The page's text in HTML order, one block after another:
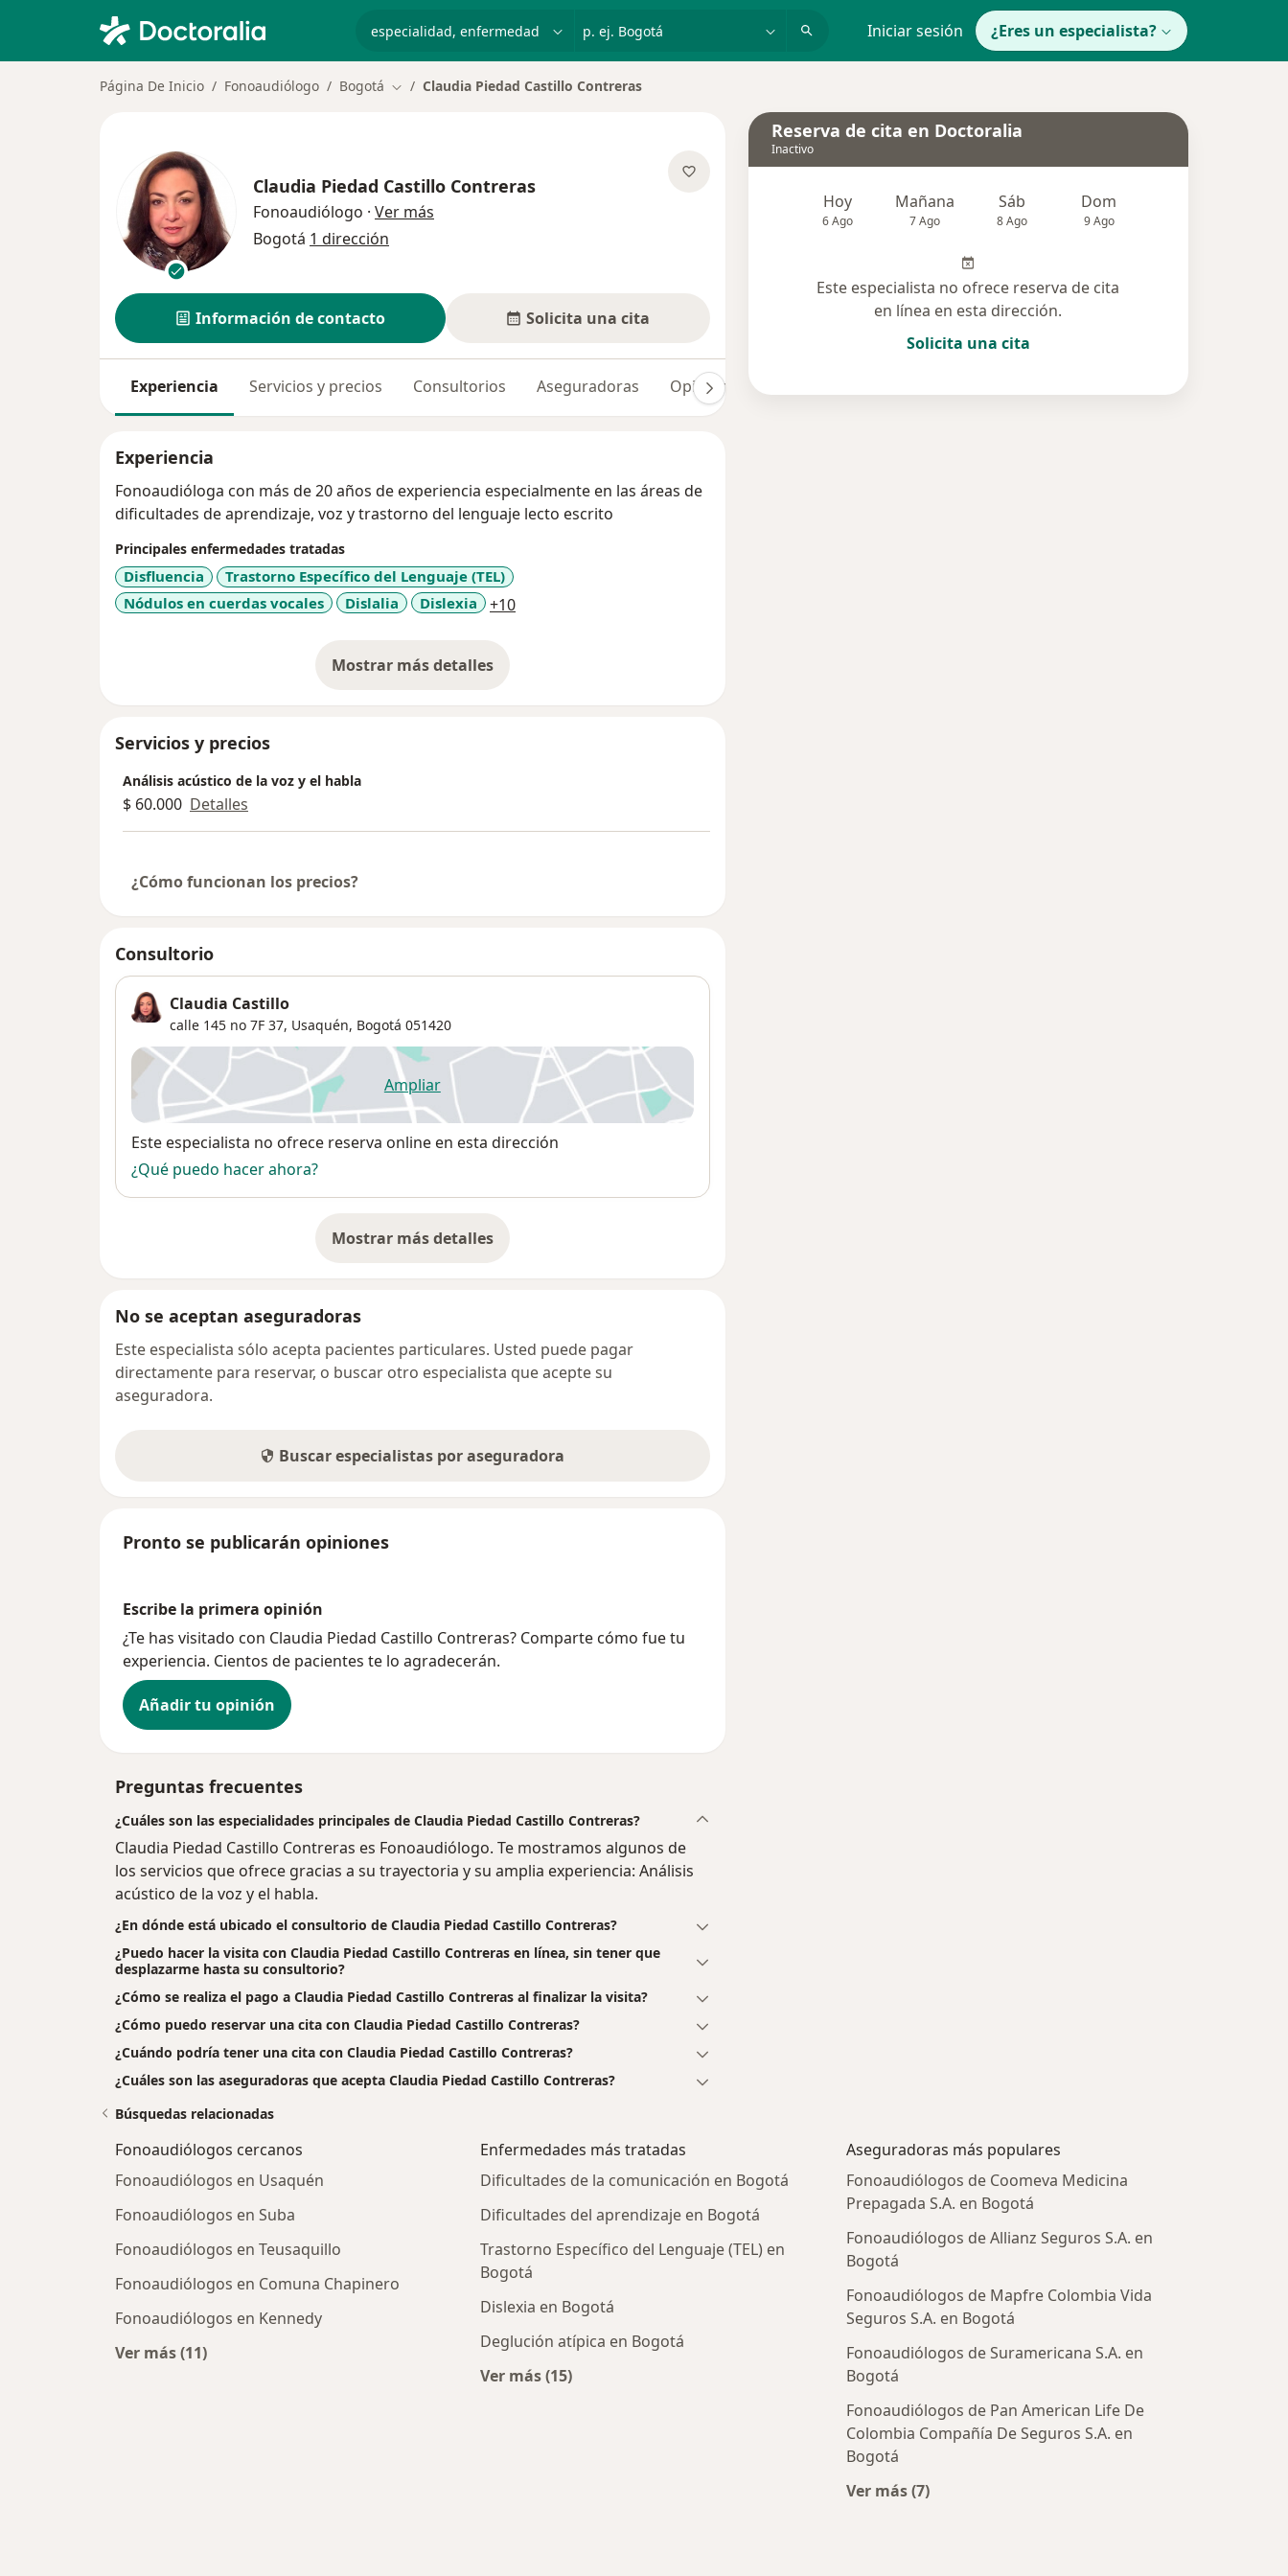
p. ej. Bogotá Iniciar sesión ¿Eres un especialista?
Página De Inicio Fonoaudiólogo Bogotá Cambiar de ciudad
Claudia Piedad Castillo Contreras
Claudia Piedad Castillo Contreras
Fonoaudiólogo · Ver más
Bogotá 1 dirección
Información de contacto Solicita una cita
Experiencia Servicios y precios Consultorios Aseguradoras Opiniones
Experiencia
Fonoaudióloga con más de 20 años de experiencia especialmente en las áreas de
dificultades de aprendizaje, voz y trastorno del lenguaje lecto escrito
Principales enfermedades tratadas
Disfluencia
Trastorno Específico del Lenguaje (TEL)
Nódulos en cuerdas vocales
Dislalia Dislexia +10a11y_sr_more_diseases
Mostrar más detalles
sobre la experiencia
Servicios y precios
Análisis acústico de la voz y el habla
$ 60.000 Detalles
¿Cómo funcionan los precios?
Consultorio
Claudia Castillo
calle 145 no 7F 37, Usaquén, Bogotá 051420
Ampliarse abre en una nueva pestaña
Disponibilidad
Este especialista no ofrece reserva online en esta dirección
¿Qué puedo hacer ahora?
Mostrar más detalles
sobre la dirección
No se aceptan aseguradoras
Este especialista sólo acepta pacientes particulares. Usted puede pagar
directamente para reservar, o buscar otro especialista que acepte su
aseguradora.
Buscar especialistas por aseguradora
Pronto se publicarán opiniones
Escribe la primera opinión
¿Te has visitado con Claudia Piedad Castillo Contreras? Comparte cómo fue tu
experiencia. Cientos de pacientes te lo agradecerán.
Añadir tu opinión
Preguntas frecuentes
¿Cuáles son las especialidades principales de Claudia Piedad Castillo Contreras?
Claudia Piedad Castillo Contreras es Fonoaudiólogo. Te mostramos algunos de
los servicios que ofrece gracias a su trayectoria y su amplia experiencia: Análisis
acústico de la voz y el habla.
¿En dónde está ubicado el consultorio de Claudia Piedad Castillo Contreras?
¿Puedo hacer la visita con Claudia Piedad Castillo Contreras en línea, sin tener que
desplazarme hasta su consultorio?
¿Cómo se realiza el pago a Claudia Piedad Castillo Contreras al finalizar la visita?
¿Cómo puedo reservar una cita con Claudia Piedad Castillo Contreras?
¿Cuándo podría tener una cita con Claudia Piedad Castillo Contreras?
¿Cuáles son las aseguradoras que acepta Claudia Piedad Castillo Contreras?
Reserva de cita en Doctoralia
Inactivo
Hoy
6 Ago
Mañana
7 Ago
Sáb
8 Ago
Dom
9 Ago
Este especialista no ofrece reserva de cita
en línea en esta dirección.
Solicita una cita
Búsquedas relacionadas
Fonoaudiólogos cercanos
Fonoaudiólogos en Usaquén
Fonoaudiólogos en Suba
Fonoaudiólogos en Teusaquillo
Fonoaudiólogos en Comuna Chapinero
Fonoaudiólogos en Kennedy
Ver más (11)
Más en esta categoría: Fonoaudiólogos cercanos
Enfermedades más tratadas
Dificultades de la comunicación en Bogotá
Dificultades del aprendizaje en Bogotá
Trastorno Específico del Lenguaje (TEL) en
Bogotá
Dislexia en Bogotá
Deglución atípica en Bogotá
Ver más (15)
Aseguradoras más populares
Fonoaudiólogos de Coomeva Medicina
Prepagada S.A. en Bogotá
Fonoaudiólogos de Allianz Seguros S.A. en
Bogotá
Fonoaudiólogos de Mapfre Colombia Vida
Seguros S.A. en Bogotá
Fonoaudiólogos de Suramericana S.A. en
Bogotá
Fonoaudiólogos de Pan American Life De
Colombia Compañía De Seguros S.A. en
Bogotá
Ver más (7)